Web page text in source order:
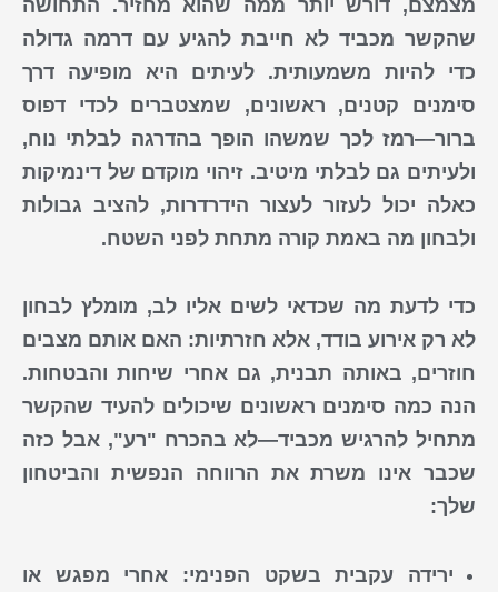
מצמצם, דורש יותר ממה שהוא מחזיר. התחושה
שהקשר מכביד לא חייבת להגיע עם דרמה גדולה
כדי להיות משמעותית. לעיתים היא מופיעה דרך
סימנים קטנים, ראשונים, שמצטברים לכדי דפוס
ברור—רמז לכך שמשהו הופךבהדרגה לבלתי נוח,
ולעיתים גםלבלתי מיטיב. זיהוי מוקדם של דינמיקות
כאלה יכול לעזור לעצור הידרדרות, להציב גבולות
ולבחון מה באמת קורה מתחת לפני השטח.
כדי לדעת מה שכדאי לשים אליו לב, מומלץ לבחון
לא רק אירוע בודד, אלא חזרתיות: האם אותם מצבים
חוזרים, באותה תבנית, גם אחרי שיחות והבטחות.
הנה כמה סימנים ראשונים שיכולים להעיד שהקשר
מתחיל להרגיש מכביד—לא בהכרח "רע", אבל כזה
שכבר אינו משרת את הרווחה הנפשית והביטחון
שלך:
ירידה עקבית בשקט הפנימי: אחרי מפגש או